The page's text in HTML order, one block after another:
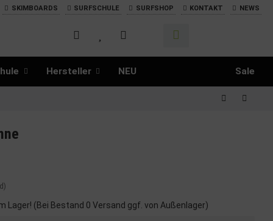
SKIMBOARDS SURFSCHULE SURFSHOP KONTAKT NEWS
Hersteller NEU Sale
Lager! (Bei Bestand 0 Versand ggf. von Außenlager)